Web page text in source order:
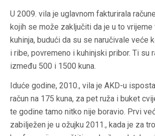
U 2009. vila je uglavnom fakturirala
kojih se može zaključiti da je u to vrijeme
kuhinja, budući da su se naručivale veće
i ribe, povremeno i kuhinjski pribor. Ti su
između 500 i 1500 kuna.
Iduće godine, 2010., vila je AKD-u
račun na 175 kuna, za pet ruža i buket
te godine tamo nitko nije boravio. Prvi
zabilježen je u ožujku 2011., kada je za